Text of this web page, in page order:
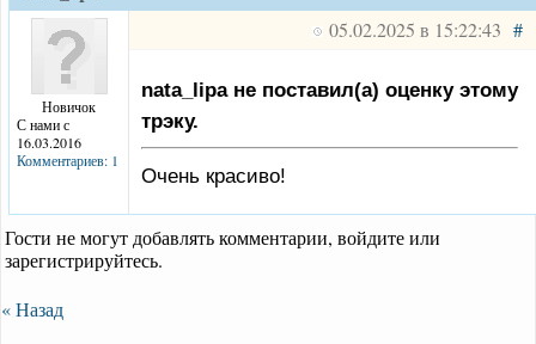
Новичок
С нами с
16.03.2016
Комментариев: 1
05.02.2025 в 15:22:43 #
nata_lipa не поставил(а) оценку этому
трэку.
Очень красиво!
Гости не могут добавлять комментарии, войдите или
зарегистрируйтесь.
« Назад